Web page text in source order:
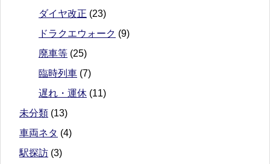
ダイヤ改正 (23)
ドラクエウォーク (9)
廃車等 (25)
臨時列車 (7)
遅れ・運休 (11)
未分類 (13)
車両ネタ (4)
駅探訪 (3)